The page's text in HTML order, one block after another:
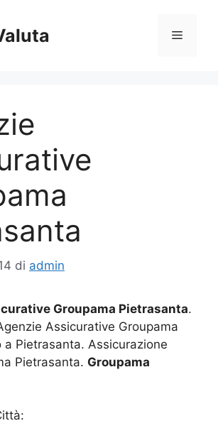
Menu
di admin
Groupama Pietrasanta.
Assicurative Groupama
a Pietrasanta. Assicurazione
Pietrasanta. Groupama